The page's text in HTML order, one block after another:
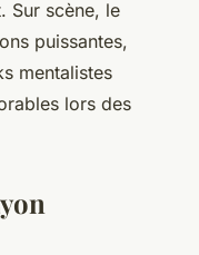
Sur scène, le
puissantes,
mentalistes
lors des